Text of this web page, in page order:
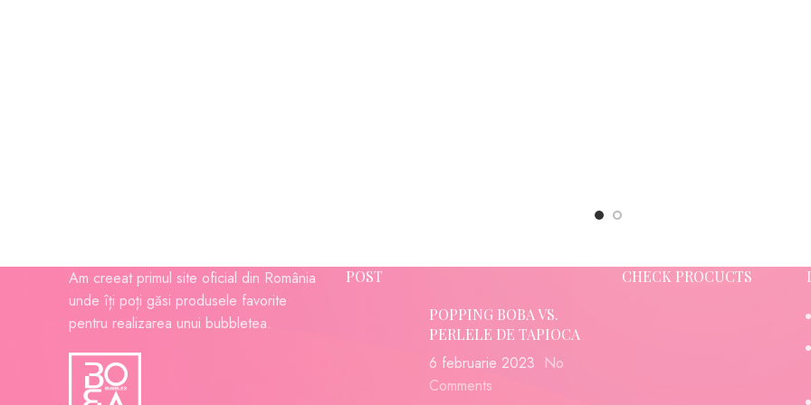
Am creeat primul site oficial din România
unde îți poți găsi produsele favorite
pentru realizarea unui bubbletea.
POST
POPPING BOBA VS.
PERLELE DE TAPIOCA
6 februarie 2023 No
Comments
CHECK PROCUCTS